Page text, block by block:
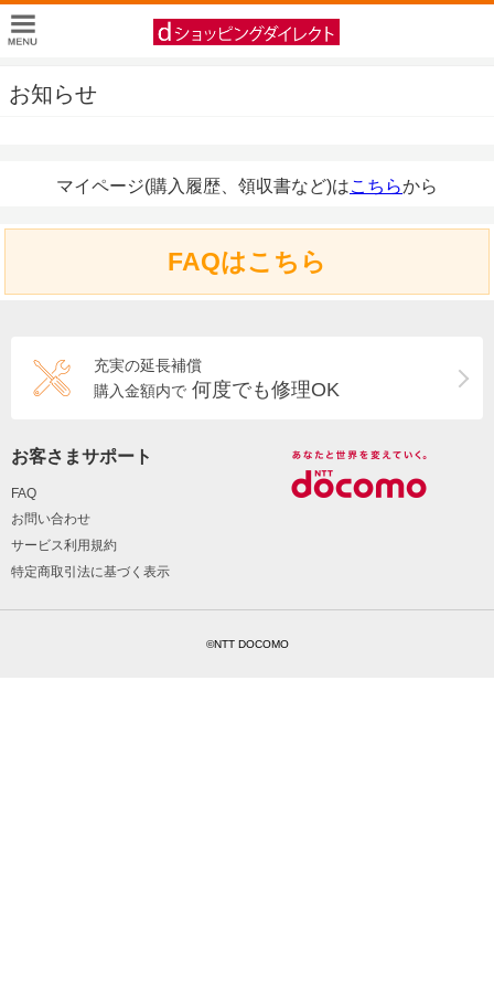
お知らせ
マイページ(購入履歴、領収書など)はこちらから
FAQはこちら
充実の延長補償
購入金額内で 何度でも修理OK
お客さまサポート
FAQ
お問い合わせ
サービス利用規約
特定商取引法に基づく表示
©NTT DOCOMO